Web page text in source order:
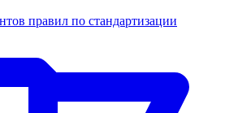
правил по стандартизации